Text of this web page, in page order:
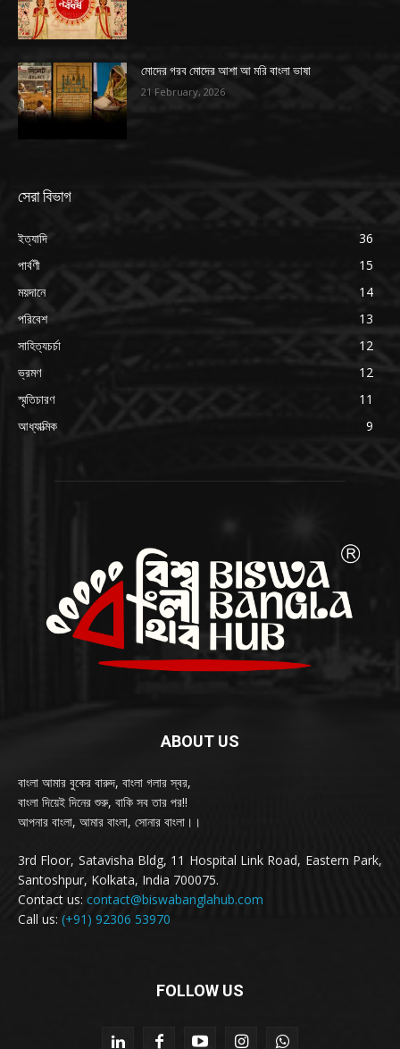
মোদের গরব মোদের আশা আ মরি বাংলা ভাষা
21 February, 2026
সেরা বিভাগ
ইত্যাদি
36
পার্বণী
15
ময়দানে
14
পরিবেশ
13
সাহিত্যচর্চা
12
ভ্রমণ
12
স্মৃতিচারণ
11
আধ্যাত্মিক
9
ABOUT US
বাংলা আমার বুকের বারুদ, বাংলা গলার স্বর,
বাংলা দিয়েই দিনের শুরু, বাকি সব তার পর!!
আপনার বাংলা, আমার বাংলা, সোনার বাংলা।।
3rd Floor, Satavisha Bldg, 11 Hospital Link Road, Eastern Park,
Santoshpur, Kolkata, India 700075.
Contact us: contact@biswabanglahub.com
Call us: (+91) 92306 53970
FOLLOW US